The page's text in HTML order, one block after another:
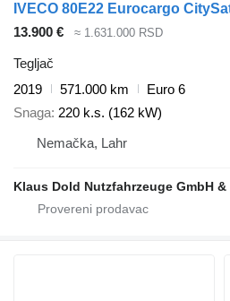
IVECO 80E22 Eurocargo
13.900 €
≈ 1.631.000 RSD
Tegljač
2019
571.000 km
Euro 6
Snaga 220 k.s. (162 kW)
Nemačka, Lahr
Klaus Dold Nutzfahrzeuge GmbH &